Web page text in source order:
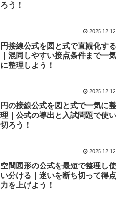
ろう！
2025.12.12
円接線公式を図と式で直観化する
｜混同しやすい接点条件まで一気
に整理しよう！
2025.12.12
円の接線公式を図と式で一気に整
理｜公式の導出と入試問題で使い
切ろう！
2025.12.12
空間図形の公式を最短で整理し使
い分ける｜迷いを断ち切って得点
力を上げよう！